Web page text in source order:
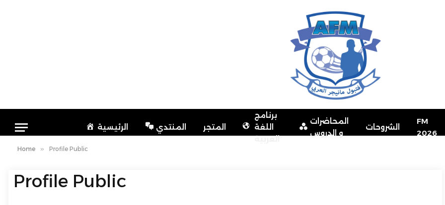
الرئيسية المنتدي المتجر
برنامج
اللغة
العربية
المحاضرات
و الدروس
الشروحات
FM
2026
Home » Profile Public
Profile Public